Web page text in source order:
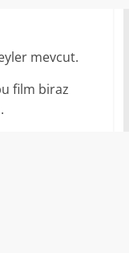
mevcut.
film biraz